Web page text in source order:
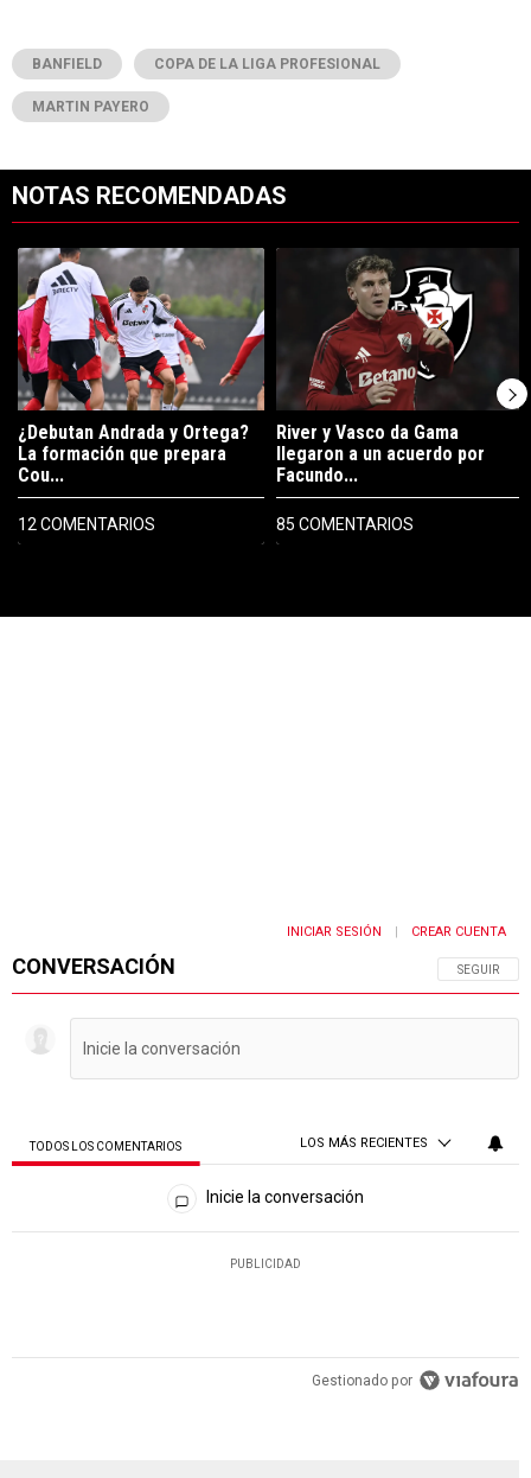
BANFIELD COPA DE LA LIGA PROFESIONAL
MARTIN PAYERO
NOTAS RECOMENDADAS
Un artículo de tendencia con el título "¿Debutan Andrada y Ortega?
¿Debutan Andrada y Ortega?
La formación que prepara
Cou...
12 COMENTARIOS
Un artículo de tendencia con el
River y Vasco da Gama
llegaron a un acuerdo por
Facundo...
85 COMENTARIOS
CONVERSACIÓN SIGA ESTA
SEGUIR
INICIAR SESIÓN CREAR CUENTA
TODOS LOS COMENTARIOS LOS MÁS RECIENTES
Todos los comentarios
Inicie la conversación
PUBLICIDAD
Gestionado por